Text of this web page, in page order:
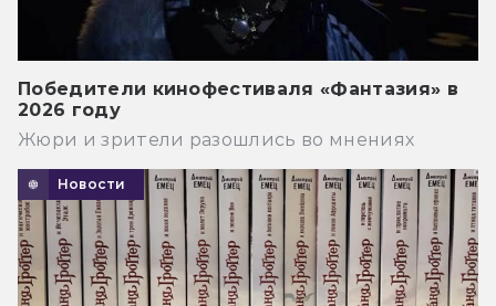
Победители кинофестиваля «Фантазия» в
2026 году
Жюри и зрители разошлись во мнениях
Новости